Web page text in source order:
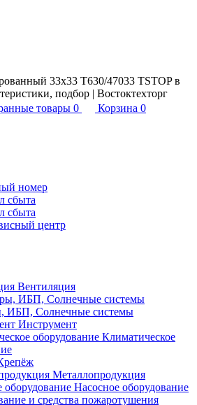
33х33 T630/47033 TSTOP в
подбор | Востоктехторг
товары 0 Корзина 0
номер
сбыта
сбыта
центр
Вентиляция
ИБП, Солнечные системы
Инструмент
Климатическое
Металлопродукция
Насосное оборудование